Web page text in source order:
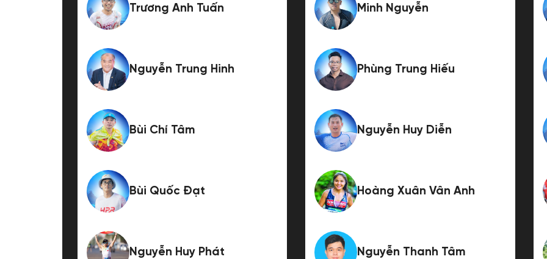
Trương Anh Tuấn Minh Nguyễn
Nguyễn Trung Hinh Phùng Trung Hiếu
Bùi Chí Tâm Nguyễn Huy Diễn
Bùi Quốc Đạt Hoàng Xuân Vân Anh
Nguyễn Huy Phát Nguyễn Thanh Tâm